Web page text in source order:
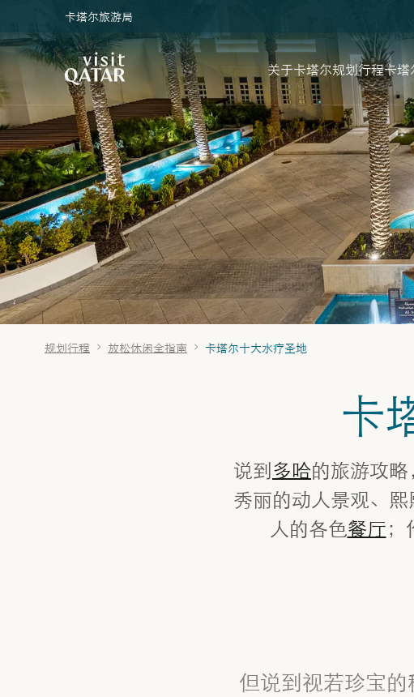
VisitQatar 首页
卡塔尔旅游局
关于卡塔尔规划行程卡塔
规划行程 放松休闲全指南 卡塔尔十大水疗圣地
卡
说到多哈的旅游攻
秀丽的动人景观、
人的各色餐厅；
但说到视若珍宝